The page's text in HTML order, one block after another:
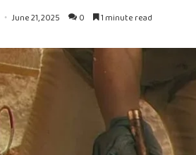
June 21, 2025 0 1 minute read